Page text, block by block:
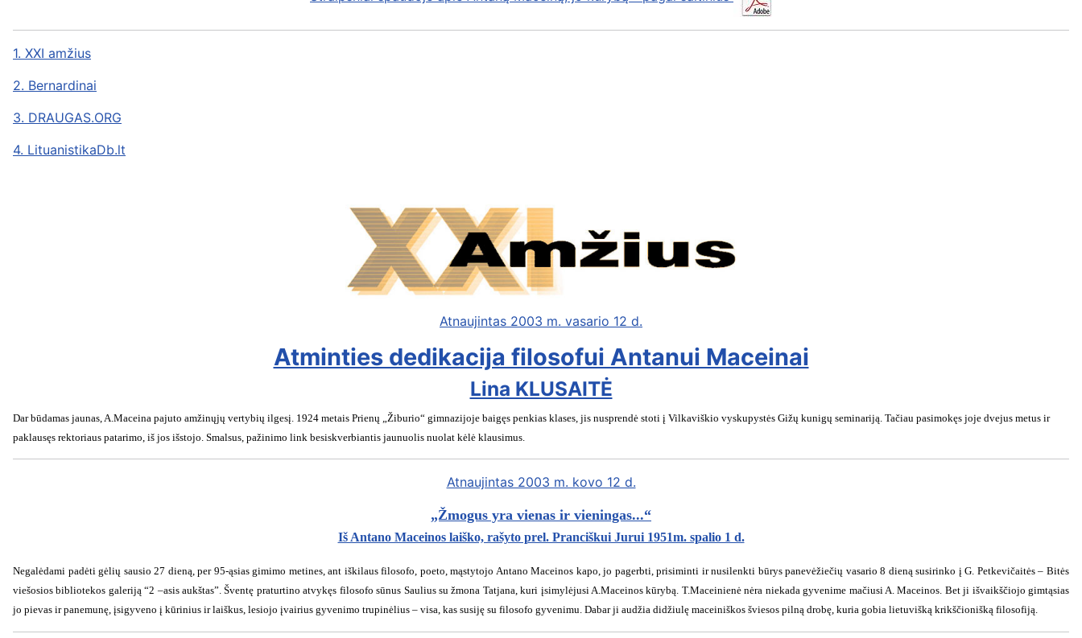
1. XXI amžius
2. Bernardinai
3. DRAUGAS.ORG
4. LituanistikaDb.lt
Atnaujintas 2003 m. vasario 12 d.
Atminties dedikacija filosofui Antanui Maceinai
Lina KLUSAITĖ
Dar būdamas jaunas, A.Maceina pajuto amžinųjų vertybių ilgesį. 1924 metais Prienų „Žiburio“ gimnazijoje baigęs penkias klases, jis nusprendė stoti į Vilkaviškio vyskupystės Gižų kunigų seminariją. Tačiau pasimokęs joje dvejus metus ir
paklausęs rektoriaus patarimo, iš jos išstojo. Smalsus, pažinimo link besiskverbiantis jaunuolis nuolat kėlė klausimus.
Atnaujintas 2003 m. kovo 12 d.
„Žmogus yra vienas ir vieningas...“
Iš Antano Maceinos laiško, rašyto prel. Pranciškui Jurui 1951m. spalio 1 d.
Negalėdami padėti gėlių sausio 27 dieną, per 95-ąsias gimimo metines, ant iškilaus filosofo, poeto, mąstytojo Antano Maceinos kapo, jo pagerbti, prisiminti ir nusilenkti būrys panevėžiečių vasario 8 dieną susirinko į G. Petkevičaitės – Bitės
viešosios bibliotekos galeriją “2 –asis aukštas”. Šventę praturtino atvykęs filosofo sūnus Saulius su žmona Tatjana, kuri įsimylėjusi A.Maceinos kūrybą. T.Maceinienė nėra niekada gyvenime mačiusi A. Maceinos. Bet ji išvaikščiojo gimtąsias
jo pievas ir panemunę, įsigyveno į kūrinius ir laiškus, lesiojo įvairius gyvenimo trupinėlius – visa, kas susiję su filosofo gyvenimu. Dabar ji audžia didžiulę maceiniškos šviesos pilną drobę, kuria gobia lietuvišką krikščionišką filosofiją.